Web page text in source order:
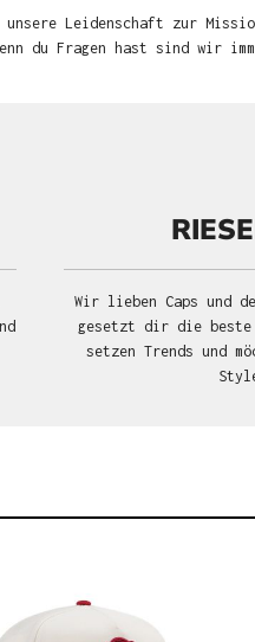
Leidenschaft zur
du Fragen hast sind wir
Wir lieben Caps und
gesetzt dir die beste
setzen Trends und